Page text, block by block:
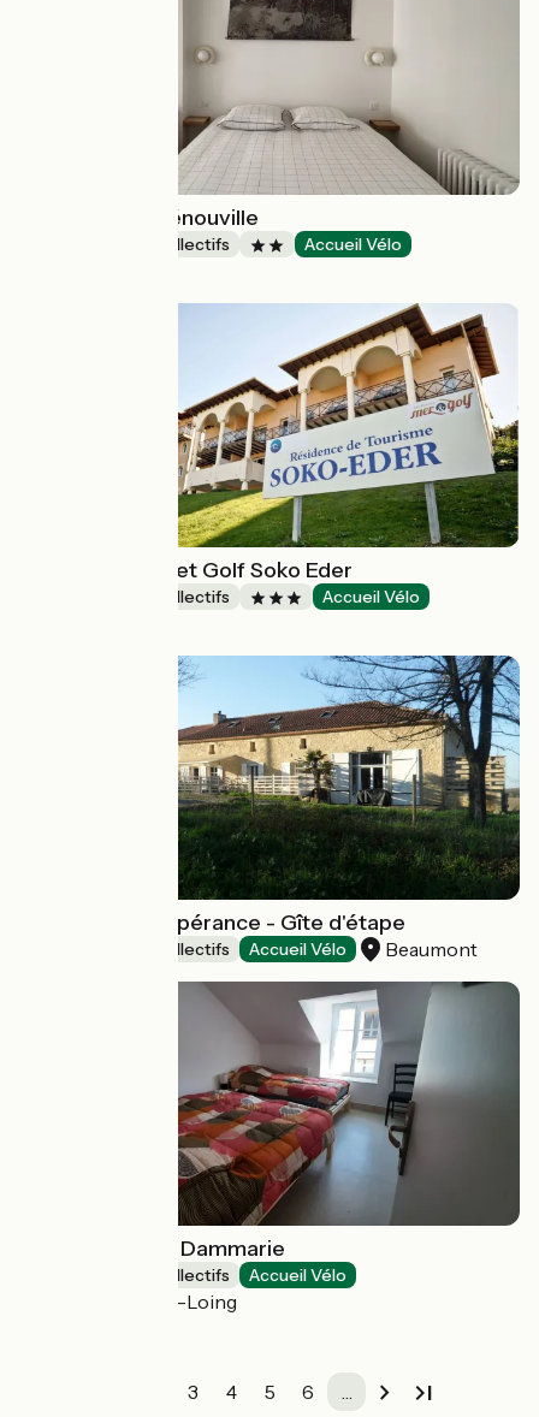
L'Echappée - Bénouville
Hébergements collectifs Accueil Vélo
Résidence Mer et Golf Soko Eder
Hébergements collectifs Accueil Vélo
Le Relais de l'Espérance - Gîte d'étape
Hébergements collectifs Accueil Vélo Beaumont
Gîte d'étape de Dammarie
Hébergements collectifs Accueil Vélo
Dammarie-sur-Loing
3 4 5 6 …